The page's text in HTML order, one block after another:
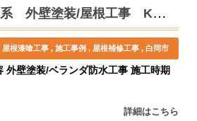
白岡市 ベージュ系 外壁塗装/屋根工事 K様邸
屋根漆喰工事 施工事例 屋根補修工事 白岡市
壁塗装/ベランダ防水工事 施工時期
詳細はこちら